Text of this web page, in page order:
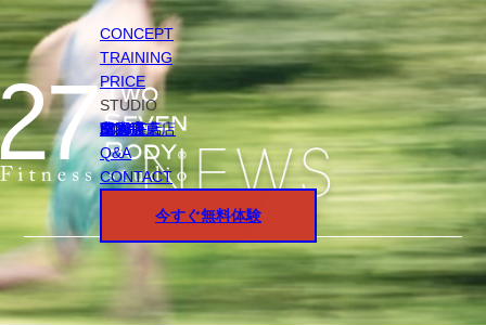
CONCEPT
TRAINING
PRICE
STUDIO
円山店
白石店
桑園店
北18条店
宮の沢店
環状通東店
STAFF
Q&A
CONTACT
今すぐ無料体験